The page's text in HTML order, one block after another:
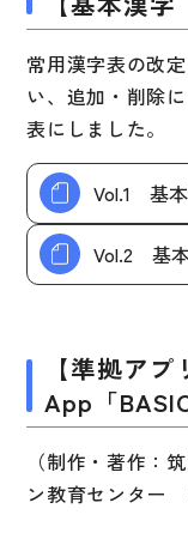
辞典
日本語学習辞典
漢字字典（辞典）
英語辞典
韓国語辞典
中国語辞典
ドイツ語辞典
ポルトガル語辞典
ロシア語辞典
常用漢字表の改
い、追加・削除
表にしました。
Vol.1 基
Vol.2 基
【準拠ア
App「
（制作・著作：
ン教育センター